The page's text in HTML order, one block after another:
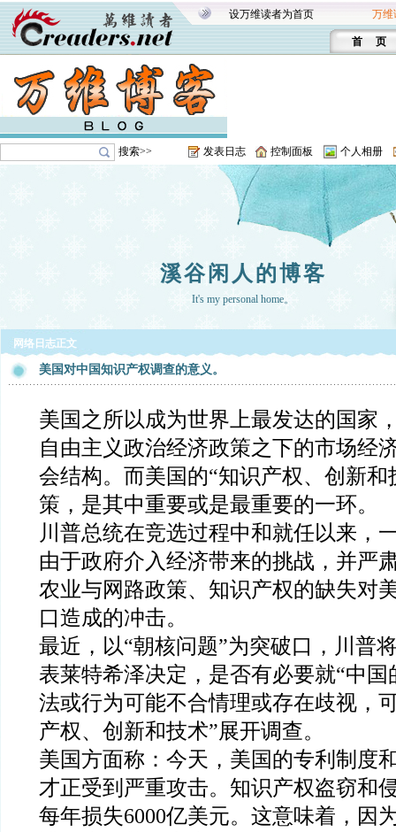
设万维读者为首页 万维
首 页
搜索>> 发表日志 控制面板 个人相册
溪谷闲人的博客
It's my personal home。
网络日志正文
美国对中国知识产权调查的意义。
美国之所以成为世界上最发达的国家
自由主义政治经济政策之下的市场经
会结构。而美国的“知识产权、创新和
策，是其中重要或是最重要的一环。
川普总统在竞选过程中和就任以来，
由于政府介入经济带来的挑战，并严
农业与网路政策、知识产权的缺失对
口造成的冲击。
最近，以“朝核问题”为突破口，川普
表莱特希泽决定，是否有必要就“中
法或行为可能不合情理或存在歧视，
产权、创新和技术”展开调查。
美国方面称：今天，美国的专利制度
才正受到严重攻击。知识产权盗窃和
每年损失6000亿美元。这意味着，因